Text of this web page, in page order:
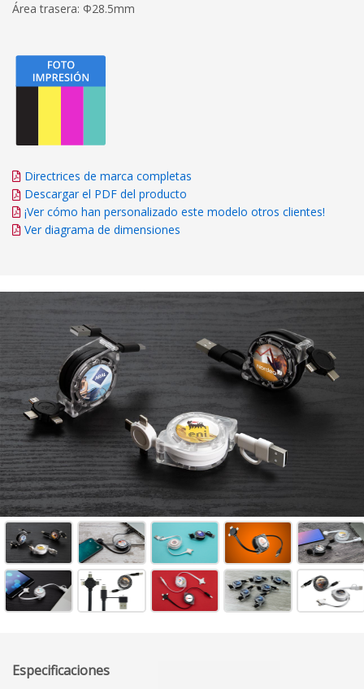
Área trasera: Φ28.5mm
Directrices de marca completas
Descargar el PDF del producto
¡Ver cómo han personalizado este modelo otros clientes!
Ver diagrama de dimensiones
Especificaciones